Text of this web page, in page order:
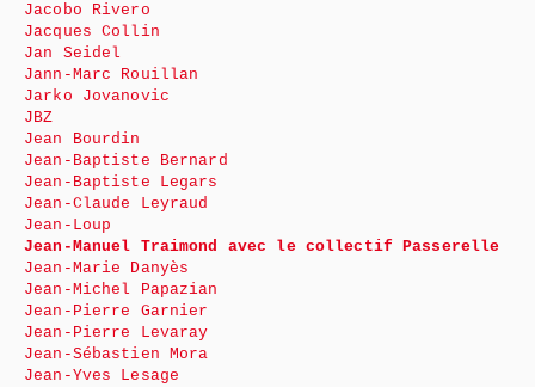
Jacobo Rivero
Jacques Collin
Jan Seidel
Jann-Marc Rouillan
Jarko Jovanovic
JBZ
Jean Bourdin
Jean-Baptiste Bernard
Jean-Baptiste Legars
Jean-Claude Leyraud
Jean-Loup
Jean-Manuel Traimond avec le collectif Passerelle
Jean-Marie Danyès
Jean-Michel Papazian
Jean-Pierre Garnier
Jean-Pierre Levaray
Jean-Sébastien Mora
Jean-Yves Lesage